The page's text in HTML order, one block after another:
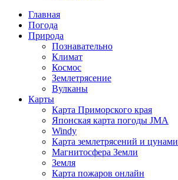
Главная
Погода
Природа
Познавательно
Климат
Космос
Землетрясение
Вулканы
Карты
Карта Приморского края
Японская карта погоды JMA
Windy
Карта землетрясений и цунами
Магнитосфера Земли
Земля
Карта пожаров онлайн